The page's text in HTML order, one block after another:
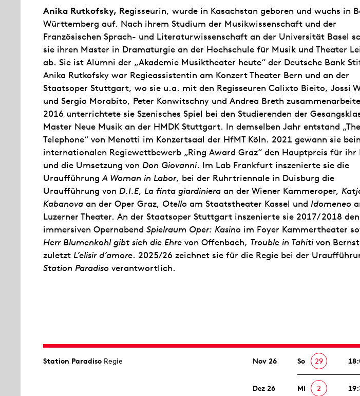
Anika Rutkofsky, Regisseurin, wurde in Kasachstan geboren und wuchs in
Württemberg auf. Nach ihrem Studium der Musikwissenschaft und der
Französischen Sprach- und Literaturwissenschaft an der Universität Basel
sie ihren Master in Dramaturgie an der Hochschule für Musik und Theater
ab. Sie ist Alumni der „Akademie Musiktheater heute“ der Deutsche Bank
Anika Rutkofsky war Regieassistentin am Konzert Theater Bern und an der
Staatsoper Stuttgart, wo sie u.a. mit den Regisseuren Calixto Bieito, Jossi
und Sergio Morabito, Peter Konwitschny und Andrea Breth
2016 unterrichtete sie Szenisches Spiel bei den Studierenden der
Master Neue Musik an der HMDK Stuttgart. In demselben Jahr entstand „The
Telephone“ von Menotti im Konzertsaal der HfMT Köln. 2021 gewann sie
internationalen Regiewettbewerb „Ring Award Graz“ den Hauptpreis für ihr
und die Umsetzung von Don Giovanni. Im Lab Frankfurt inszenierte sie die
UraufführungA Woman in Labor, bei der Ruhrtriennale in Duisburg die
Uraufführung von D.I.E, La finta giardiniera an der Wiener Kammeroper,
Kabanova an der Oper Graz, Otello am Staatstheater Kassel und Idomeneo
Luzerner Theater. An der Staatsoper Stuttgart inszenierte sie 2017/ 2018 den
immersiven Opernabend Spielraum Oper: Kasino im Foyer Kammertheater
Herr Blumenkohl gibt sich die Ehre von Offenbach, Trouble in Tahitivon
zuletzt L’elisir d’amore. 2025/26 zeichnet sie für die Regie bei der
Station Paradiso verantwortlich.
Station Paradiso Regie Nov 26 So 29
Dez 26 Mi 2